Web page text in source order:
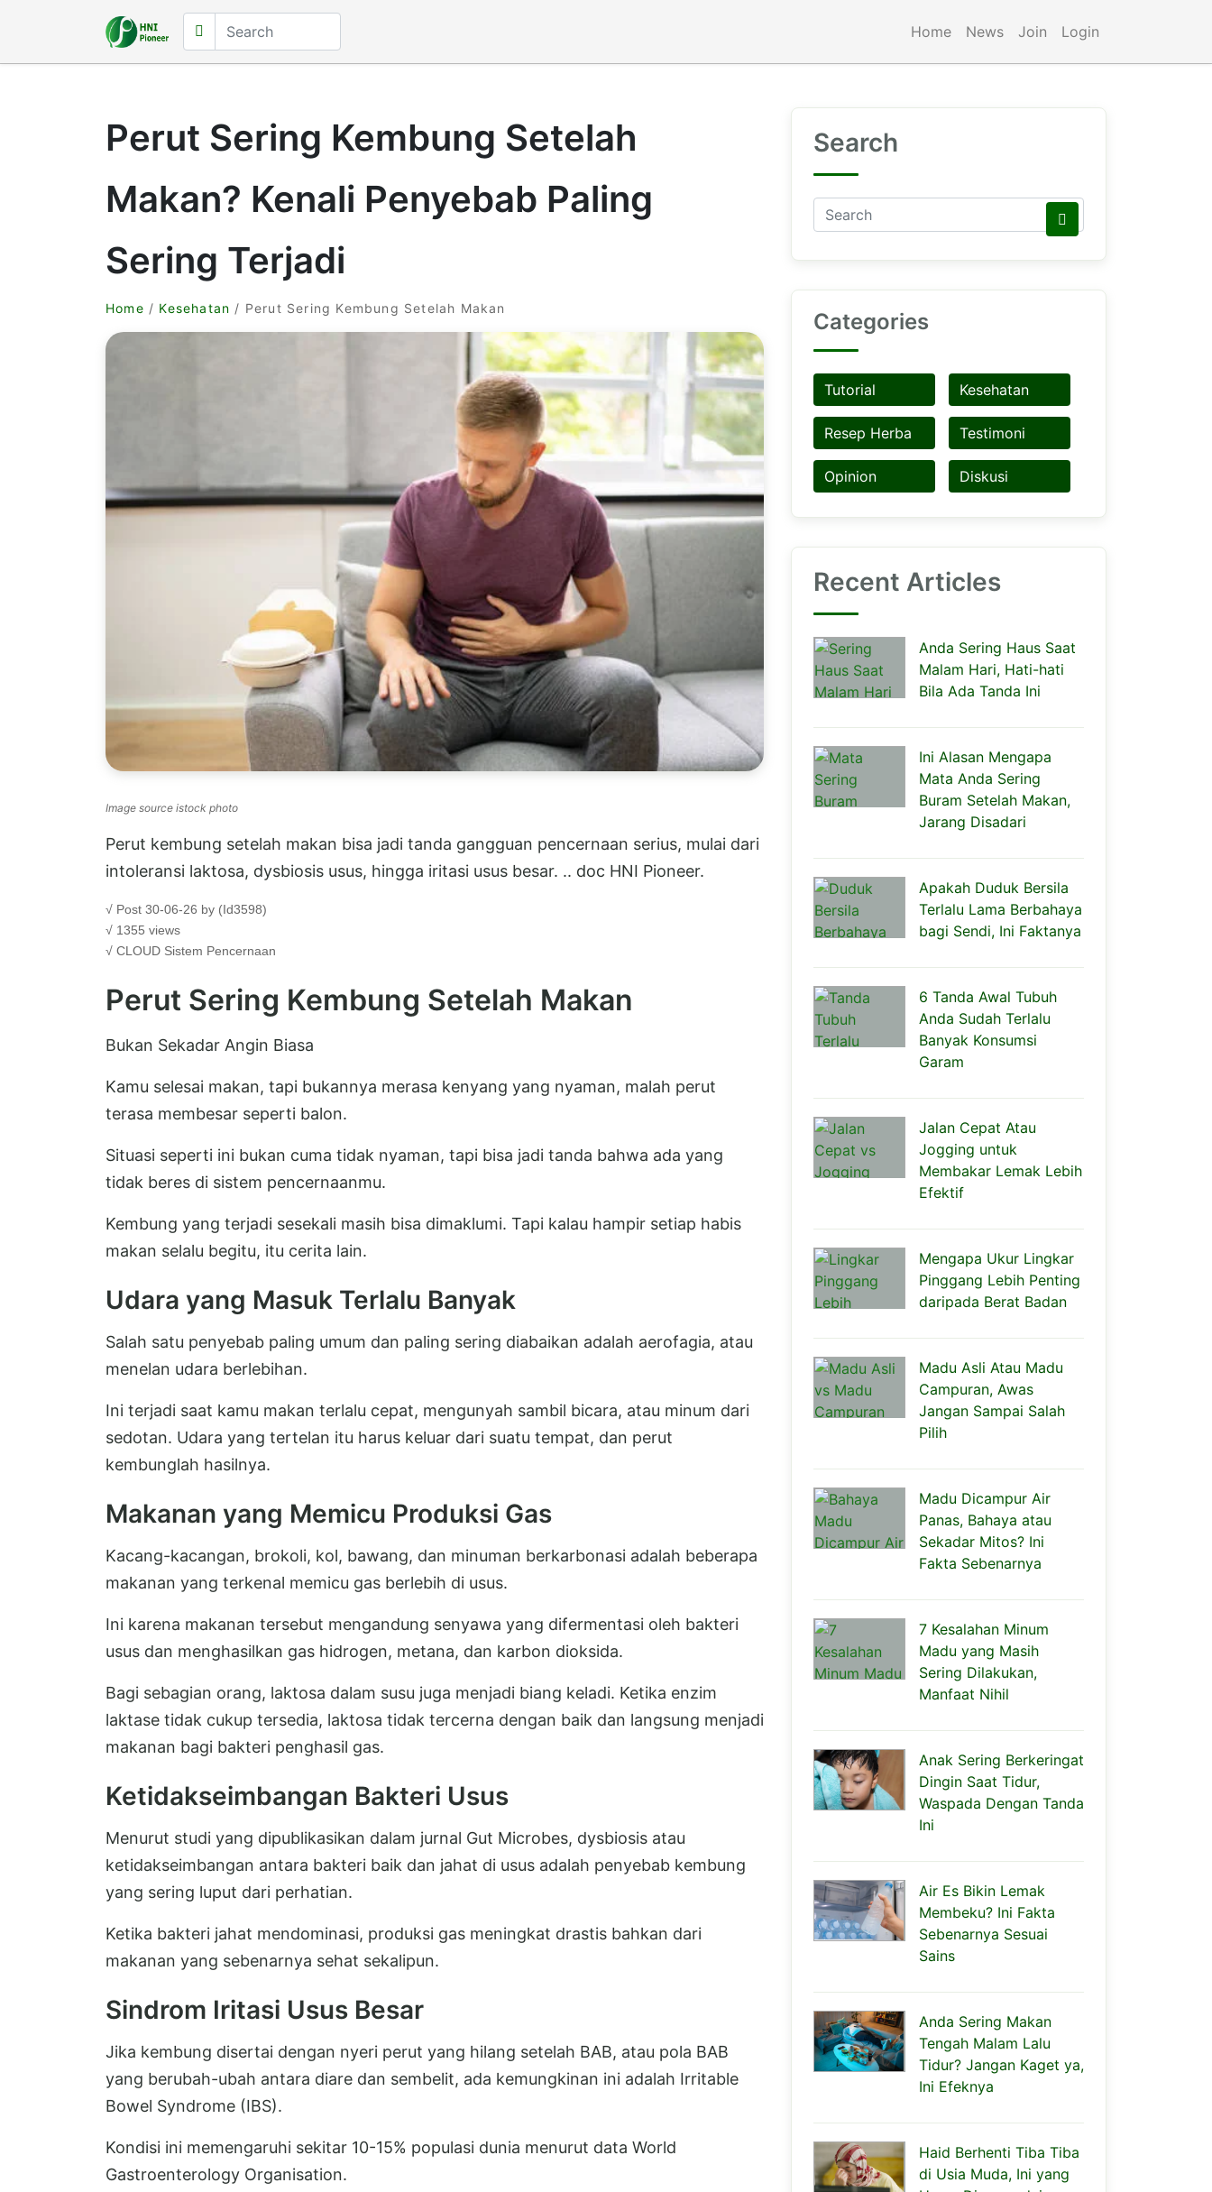
Home News Join Login
Perut Sering Kembung Setelah
Makan? Kenali Penyebab Paling
Sering Terjadi
Home / Kesehatan / Perut Sering Kembung Setelah Makan
Image source istock photo
Perut kembung setelah makan bisa jadi tanda gangguan pencernaan serius, mulai dari
intoleransi laktosa, dysbiosis usus, hingga iritasi usus besar. .. doc HNI Pioneer.
√ Post 30-06-26 by (Id3598)
√ 1355 views
√ CLOUD Sistem Pencernaan
Perut Sering Kembung Setelah Makan
Bukan Sekadar Angin Biasa
Kamu selesai makan, tapi bukannya merasa kenyang yang nyaman, malah perut
terasa membesar seperti balon.
Situasi seperti ini bukan cuma tidak nyaman, tapi bisa jadi tanda bahwa ada yang
tidak beres di sistem pencernaanmu.
Kembung yang terjadi sesekali masih bisa dimaklumi. Tapi kalau hampir setiap habis
makan selalu begitu, itu cerita lain.
Udara yang Masuk Terlalu Banyak
Salah satu penyebab paling umum dan paling sering diabaikan adalah aerofagia, atau
menelan udara berlebihan.
Ini terjadi saat kamu makan terlalu cepat, mengunyah sambil bicara, atau minum dari
sedotan. Udara yang tertelan itu harus keluar dari suatu tempat, dan perut
kembunglah hasilnya.
Makanan yang Memicu Produksi Gas
Kacang-kacangan, brokoli, kol, bawang, dan minuman berkarbonasi adalah beberapa
makanan yang terkenal memicu gas berlebih di usus.
Ini karena makanan tersebut mengandung senyawa yang difermentasi oleh bakteri
usus dan menghasilkan gas hidrogen, metana, dan karbon dioksida.
Bagi sebagian orang, laktosa dalam susu juga menjadi biang keladi. Ketika enzim
laktase tidak cukup tersedia, laktosa tidak tercerna dengan baik dan langsung menjadi
makanan bagi bakteri penghasil gas.
Ketidakseimbangan Bakteri Usus
Menurut studi yang dipublikasikan dalam jurnal Gut Microbes, dysbiosis atau
ketidakseimbangan antara bakteri baik dan jahat di usus adalah penyebab kembung
yang sering luput dari perhatian.
Ketika bakteri jahat mendominasi, produksi gas meningkat drastis bahkan dari
makanan yang sebenarnya sehat sekalipun.
Sindrom Iritasi Usus Besar
Jika kembung disertai dengan nyeri perut yang hilang setelah BAB, atau pola BAB
yang berubah-ubah antara diare dan sembelit, ada kemungkinan ini adalah Irritable
Bowel Syndrome (IBS).
Kondisi ini memengaruhi sekitar 10-15% populasi dunia menurut data World
Gastroenterology Organisation.
Search
Categories
Tutorial Kesehatan
Resep Herba Testimoni
Opinion Diskusi
Recent Articles
Anda Sering Haus Saat
Malam Hari, Hati-hati
Bila Ada Tanda Ini
Ini Alasan Mengapa
Mata Anda Sering
Buram Setelah Makan,
Jarang Disadari
Apakah Duduk Bersila
Terlalu Lama Berbahaya
bagi Sendi, Ini Faktanya
6 Tanda Awal Tubuh
Anda Sudah Terlalu
Banyak Konsumsi
Garam
Jalan Cepat Atau
Jogging untuk
Membakar Lemak Lebih
Efektif
Mengapa Ukur Lingkar
Pinggang Lebih Penting
daripada Berat Badan
Madu Asli Atau Madu
Campuran, Awas
Jangan Sampai Salah
Pilih
Madu Dicampur Air
Panas, Bahaya atau
Sekadar Mitos? Ini
Fakta Sebenarnya
7 Kesalahan Minum
Madu yang Masih
Sering Dilakukan,
Manfaat Nihil
Anak Sering Berkeringat
Dingin Saat Tidur,
Waspada Dengan Tanda
Ini
Air Es Bikin Lemak
Membeku? Ini Fakta
Sebenarnya Sesuai
Sains
Anda Sering Makan
Tengah Malam Lalu
Tidur? Jangan Kaget ya,
Ini Efeknya
Haid Berhenti Tiba Tiba
di Usia Muda, Ini yang